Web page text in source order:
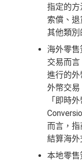
指定的
索償、
其他類別
海外零
交易而
進行的
外幣交
「即時
而言，
結算海外
本地零